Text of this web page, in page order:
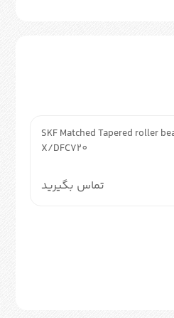
SKF Matched Tapered roller
X/DFC720
تماس بگیرید